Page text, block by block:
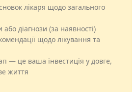
лікаря щодо загального
діагнози (за наявності)
щодо лікування та
— це ваша інвестиція у довге,
життя